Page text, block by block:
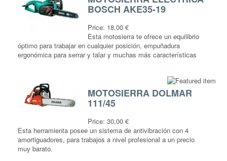
BOSCH AKE35-19
Price: 18,00 €
Esta motosierra te ofrece un equilibrio
óptimo para trabajar en cualquier posición, empuñadura
ergonómica para serrar y talar y muchas más características
MOTOSIERRA DOLMAR
111/45
Price: 30,00 €
Esta herramienta posee un sistema de antivibración con 4
amortiguadores, para trabajos a nivel profesional a un precio
muy barato.